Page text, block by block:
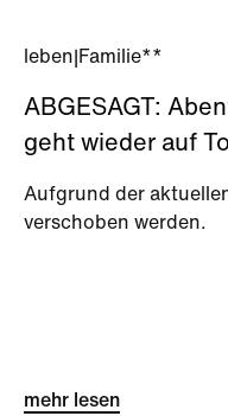
leben Familie**
ABGESAGT:
geht wieder auf
Aufgrund der
verschoben werden.
mehr lesen